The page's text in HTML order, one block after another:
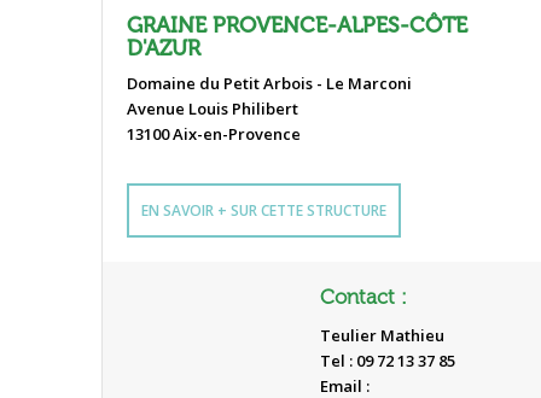
GRAINE PROVENCE-ALPES-CÔTE
D'AZUR
Domaine du Petit Arbois - Le Marconi
Avenue Louis Philibert
13100 Aix-en-Provence
EN SAVOIR + SUR CETTE STRUCTURE
Contact :
Teulier Mathieu
Tel : 09 72 13 37 85
Email :